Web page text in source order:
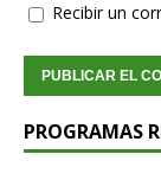
Recibir un
PROGRAMAS